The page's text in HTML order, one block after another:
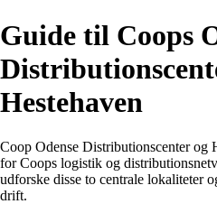
Guide til Coops
Hestehaven
Coop Odense Distributionscenter og
for Coops logistik og
udforske disse to centrale lokaliteter
drift.